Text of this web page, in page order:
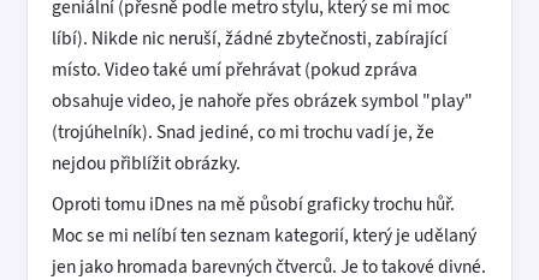
geniální (přesně podle metro stylu, který se mi moc
líbí). Nikde nic neruší, žádné zbytečnosti, zabírající
místo. Video také umí přehrávat (pokud zpráva
obsahuje video, je nahoře přes obrázek symbol "play"
(trojúhelník). Snad jediné, co mi trochu vadí je, že
nejdou přiblížit obrázky.
Oproti tomu iDnes na mě působí graficky trochu hůř.
Moc se mi nelíbí ten seznam kategorií, který je udělaný
jen jako hromada barevných čtverců. Je to takové divné.